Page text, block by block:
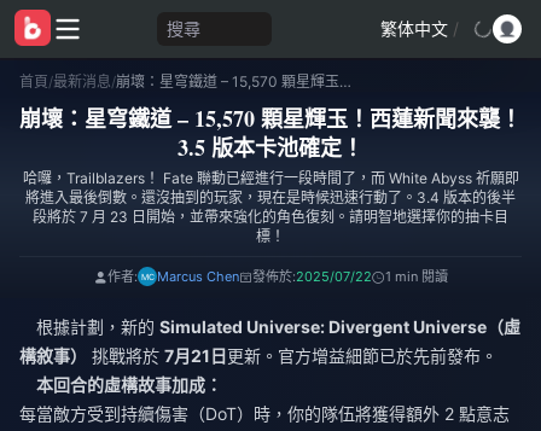
搜尋 繁体中文 /
首頁/最新消息/ 崩壞：星穹鐵道 – 15,570 顆星輝玉！西蓮新聞來襲！3.5 版本卡池確定！
崩壞：星穹鐵道 – 15,570 顆星輝玉！西蓮新聞來襲！
3.5 版本卡池確定！
哈囉，Trailblazers！ Fate 聯動已經進行一段時間了，而 White Abyss 祈願即
將進入最後倒數。還沒抽到的玩家，現在是時候迅速行動了。3.4 版本的後半
段將於 7 月 23 日開始，並帶來強化的角色復刻。請明智地選擇你的抽卡目
標！
作者: Marcus Chen 發佈於:2025/07/22 1 min 閱讀
根據計劃，新的 Simulated Universe: Divergent Universe（虛
構敘事）
挑戰將於 7月21日更新。官方增益細節已於先前發布。
本回合的虛構故事加成：
每當敵方受到持續傷害（DoT）時，你的隊伍將獲得額外 2 點意志